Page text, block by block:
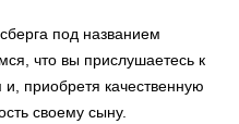
под названием
что вы прислушаетесь к
приобретя качественную
своему сыну.